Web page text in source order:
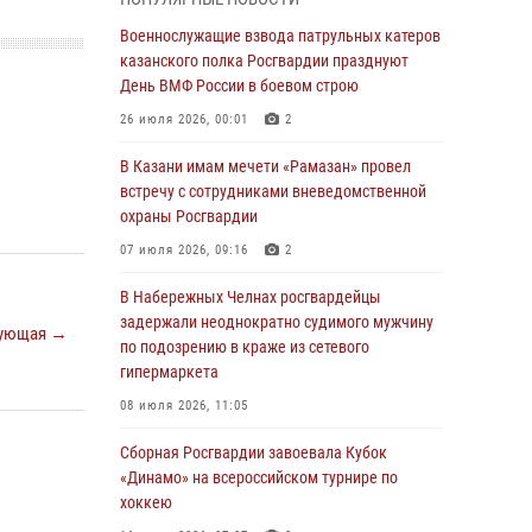
→
Военнослужащие взвода патрульных катеров
казанского полка Росгвардии празднуют
День ВМФ России в боевом строю
26 июля 2026, 00:01 2
«бронзу» в окружном этапе конкурса
профессионального мастерства
24 июля 2026, 15:05
концерт певицы Кристины Соколовской
23 июля 2026, 10:22 2
В Нижнекамске сотрудники Росгвардии
задержали подозреваемого в краже
В Казани Росгвардия приняла участие в
обеспечении безопасности крестного хода и
Военнослужащие взвода патрульных катеров
казанского полка Росгвардии празднуют
День ВМФ России в боевом строю
26 июля 2026, 00:01 2
В Казани имам мечети «Рамазан» провел
встречу с сотрудниками вневедомственной
охраны Росгвардии
07 июля 2026, 09:16 2
В Набережных Челнах росгвардейцы
задержали неоднократно судимого мужчину
по подозрению в краже из сетевого
гипермаркета
08 июля 2026, 11:05
Сборная Росгвардии завоевала Кубок
«Динамо» на всероссийском турнире по
хоккею